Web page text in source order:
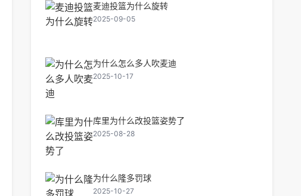
麦迪投篮为什么旋转
2025-09-05
为什么怎么多人吹麦迪
2025-10-17
库里为什么改投篮姿势了
2025-08-28
为什么隆多罚球
2025-10-27